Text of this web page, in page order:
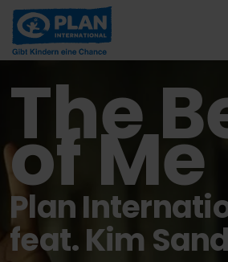
The
of Me
Plan
feat. Kim